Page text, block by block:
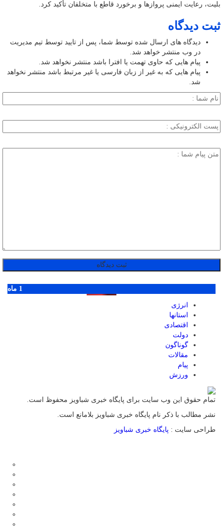
بلیت، رعایت ایمنی پروازها و برخورد قاطع با متخلفان تأکید کرد.
ثبت دیدگاه
دیدگاه های ارسال شده توسط شما، پس از تایید توسط تیم مدیریت
در وب منتشر خواهد شد.
پیام هایی که حاوی تهمت یا افترا باشد منتشر نخواهد شد.
پیام هایی که به غیر از زبان فارسی یا غیر مرتبط باشد منتشر نخواهد
شد.
1 ماه
انرژی
استانها
اقتصادی
دولت
گوناگون
مقالات
پیام
ورزش
تمام حقوق این وب سایت برای پایگاه خبری شباویز محفوظ است.
نشر مطالب با ذکر نام پایگاه خبری شباویز بلامانع است.
طراحی سایت : پایگاه خبری شباویز